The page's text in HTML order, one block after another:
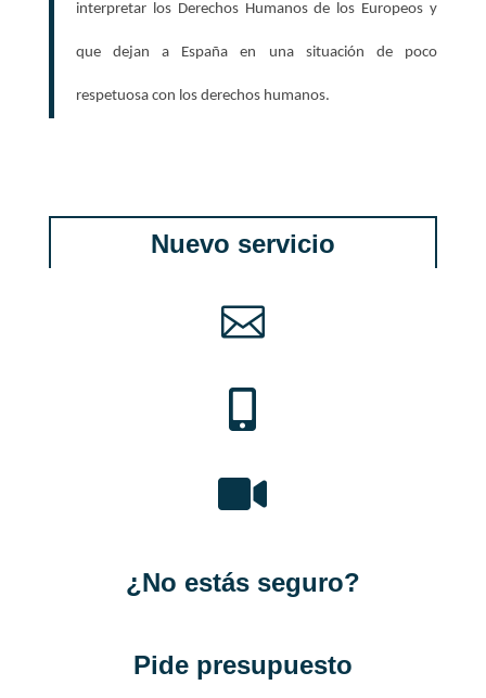
interpretar los Derechos Humanos de los Europeos y
que dejan a España en una situación de poco
respetuosa con los derechos humanos.
Nuevo servicio



¿No estás seguro?
Pide presupuesto